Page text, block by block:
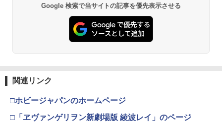
Google 検索で当サイトの記事を優先表示させる
関連リンク
□ホビージャパンのホームページ
□「ヱヴァンゲリヲン新劇場版 綾波レイ」のページ